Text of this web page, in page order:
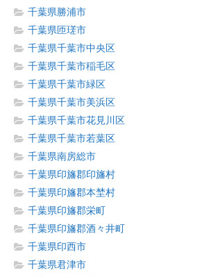
千葉県勝浦市
千葉県匝瑳市
千葉県千葉市中央区
千葉県千葉市稲毛区
千葉県千葉市緑区
千葉県千葉市美浜区
千葉県千葉市花見川区
千葉県千葉市若葉区
千葉県南房総市
千葉県印旛郡印旛村
千葉県印旛郡本埜村
千葉県印旛郡栄町
千葉県印旛郡酒々井町
千葉県印西市
千葉県君津市